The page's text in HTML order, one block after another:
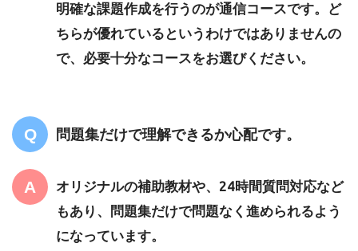
明確な課題作成を行うのが通信コースです。ど
ちらが優れているというわけではありませんの
で、必要十分なコースをお選びください。
問題集だけで理解できるか心配です。
オリジナルの補助教材や、24時間質問対応など
もあり、問題集だけで問題なく進められるよう
になっています。